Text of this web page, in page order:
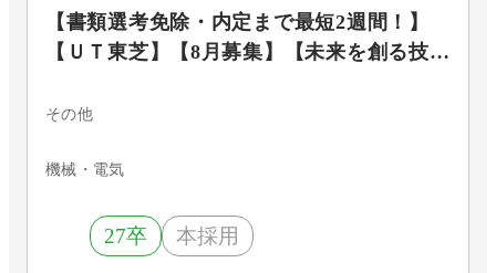
【書類選考免除・内定まで最短2週間！】
【ＵＴ東芝】【8月募集】【未来を創る技術
ス【文系学生向け】
その他
機械・電気
27卒 本採用